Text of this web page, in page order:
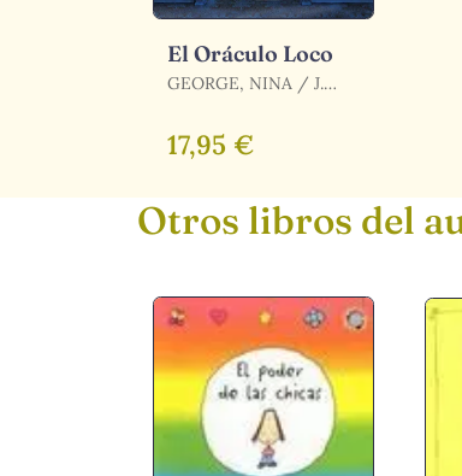
El Oráculo Loco
GEORGE, NINA / J.
17,95 €
Otros libros del